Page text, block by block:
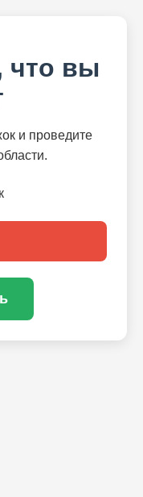
что вы
и проведите